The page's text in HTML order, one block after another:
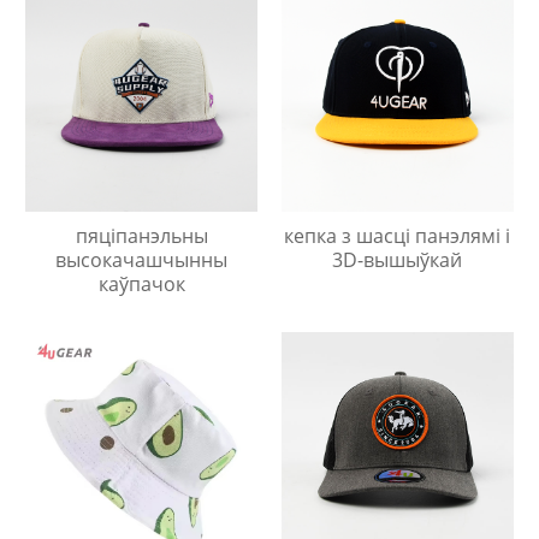
пяціпанэльны
высокачашчынны
каўпачок
кепка з шасці панэлямі і
3D-вышыўкай